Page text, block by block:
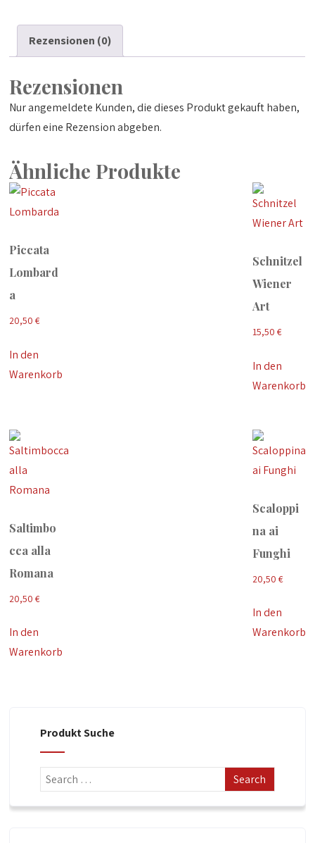
Rezensionen (0)
Rezensionen
Nur angemeldete Kunden, die dieses Produkt gekauft haben,
dürfen eine Rezension abgeben.
Ähnliche Produkte
Piccata
Lombard
a
20,50€
In den
Warenkorb
Schnitzel
Wiener
Art
15,50 €
In den
Warenkorb
Saltimbo
cca alla
Romana
20,50€
In den
Warenkorb
Scaloppi
na ai
Funghi
20,50 €
In den
Warenkorb
Produkt Suche